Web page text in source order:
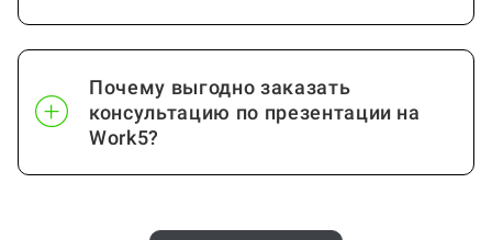
Почему выгодно заказать
консультацию по презентации на
Work5?